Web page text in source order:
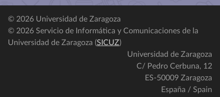
© 2026 Universidad de Zaragoza
© 2026 Servicio de Informática y Comunicaciones de la
Universidad de Zaragoza (SICUZ)
Universidad de Zaragoza
C/ Pedro Cerbuna, 12
ES-50009 Zaragoza
España / Spain